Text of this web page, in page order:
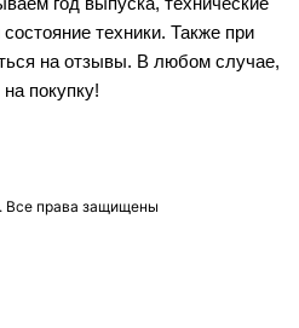
техники. Также при
на отзывы. В любом случае,
покупку!
Все права защищены